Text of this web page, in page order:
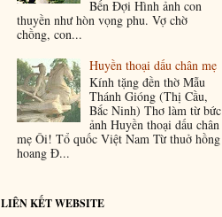
Bến Đợi Hình ảnh con
thuyền như hòn vọng phu. Vợ chờ
chồng, con...
Huyền thoại dấu chân mẹ
Kính tặng đền thờ Mẫu
Thánh Gióng (Thị Cầu,
Bắc Ninh) Thơ làm từ bức
ảnh Huyền thoại dấu chân
mẹ Ôi! Tổ quốc Việt Nam Từ thuở hồng
hoang Đ...
LIÊN KẾT WEBSITE